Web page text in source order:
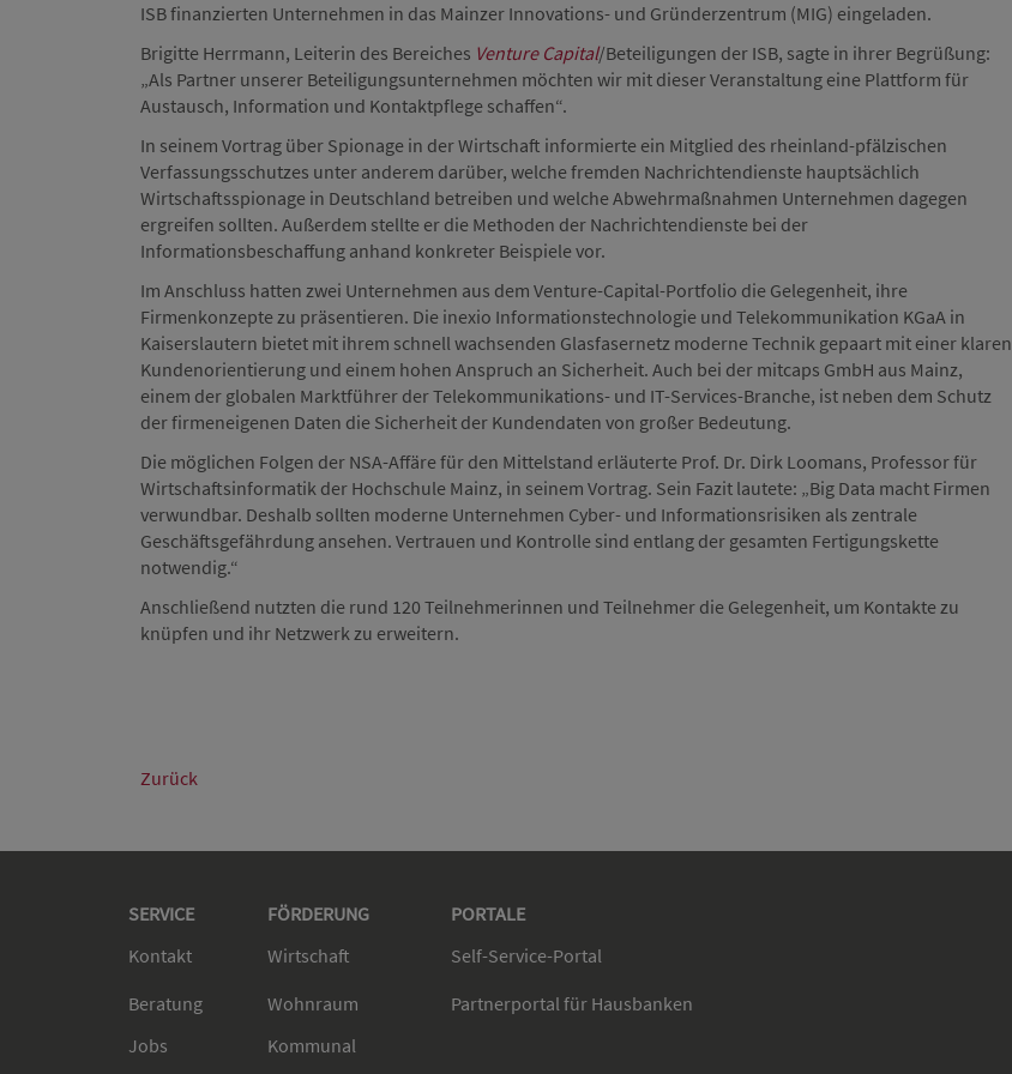
ISB finanzierten Unternehmen in das Mainzer Innovations- und Gründerzentrum (MIG) eingeladen.
Brigitte Herrmann, Leiterin des Bereiches Venture Capital/Beteiligungen der ISB, sagte in ihrer Begrüßung:
„Als Partner unserer Beteiligungsunternehmen möchten wir mit dieser Veranstaltung eine Plattform für
Austausch, Information und Kontaktpflege schaffen“.
In seinem Vortrag über Spionage in der Wirtschaft informierte ein Mitglied des rheinland-pfälzischen
Verfassungsschutzes unter anderem darüber, welche fremden Nachrichtendienste hauptsächlich
Wirtschaftsspionage in Deutschland betreiben und welche Abwehrmaßnahmen Unternehmen dagegen
ergreifen sollten. Außerdem stellte er die Methoden der Nachrichtendienste bei der
Informationsbeschaffung anhand konkreter Beispiele vor.
Im Anschluss hatten zwei Unternehmen aus dem Venture-Capital-Portfolio die Gelegenheit, ihre
Firmenkonzepte zu präsentieren. Die inexio Informationstechnologie und Telekommunikation KGaA in
Kaiserslautern bietet mit ihrem schnell wachsenden Glasfasernetz moderne Technik gepaart mit einer klaren
Kundenorientierung und einem hohen Anspruch an Sicherheit. Auch bei der mitcaps GmbH aus Mainz,
einem der globalen Marktführer der Telekommunikations- und IT-Services-Branche, ist neben dem Schutz
der firmeneigenen Daten die Sicherheit der Kundendaten von großer Bedeutung.
Die möglichen Folgen der NSA-Affäre für den Mittelstand erläuterte Prof. Dr. Dirk Loomans, Professor für
Wirtschaftsinformatik der Hochschule Mainz, in seinem Vortrag. Sein Fazit lautete: „Big Data macht Firmen
verwundbar. Deshalb sollten moderne Unternehmen Cyber- und Informationsrisiken als zentrale
Geschäftsgefährdung ansehen. Vertrauen und Kontrolle sind entlang der gesamten Fertigungskette
notwendig.“
Anschließend nutzten die rund 120 Teilnehmerinnen und Teilnehmer die Gelegenheit, um Kontakte zu
knüpfen und ihr Netzwerk zu erweitern.
Zurück
SERVICE FÖRDERUNG PORTALE
Kontakt
Wirtschaft Self-Service-Portal
Beratung
Wohnraum Partnerportal für Hausbanken
Jobs
Kommunal